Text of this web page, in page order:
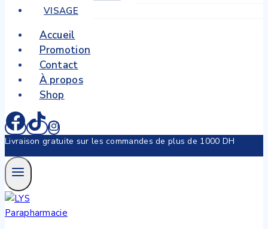
VISAGE
Accueil
Promotion
Contact
À propos
Shop
Livraison gratuite sur les commandes de plus de 1000 DH